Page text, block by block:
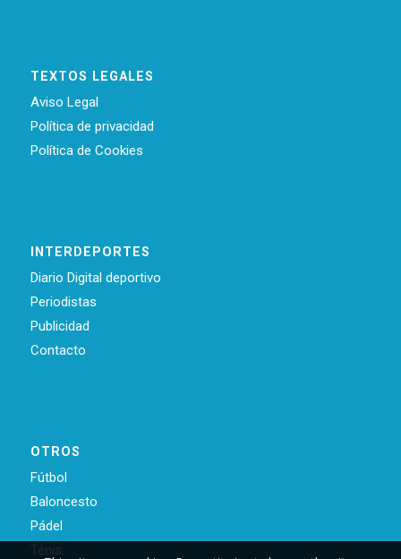
TEXTOS LEGALES
Aviso Legal
Política de privacidad
Política de Cookies
INTERDEPORTES
Diario Digital deportivo
Periodistas
Publicidad
Contacto
OTROS
Fútbol
Baloncesto
Pádel
Ténis